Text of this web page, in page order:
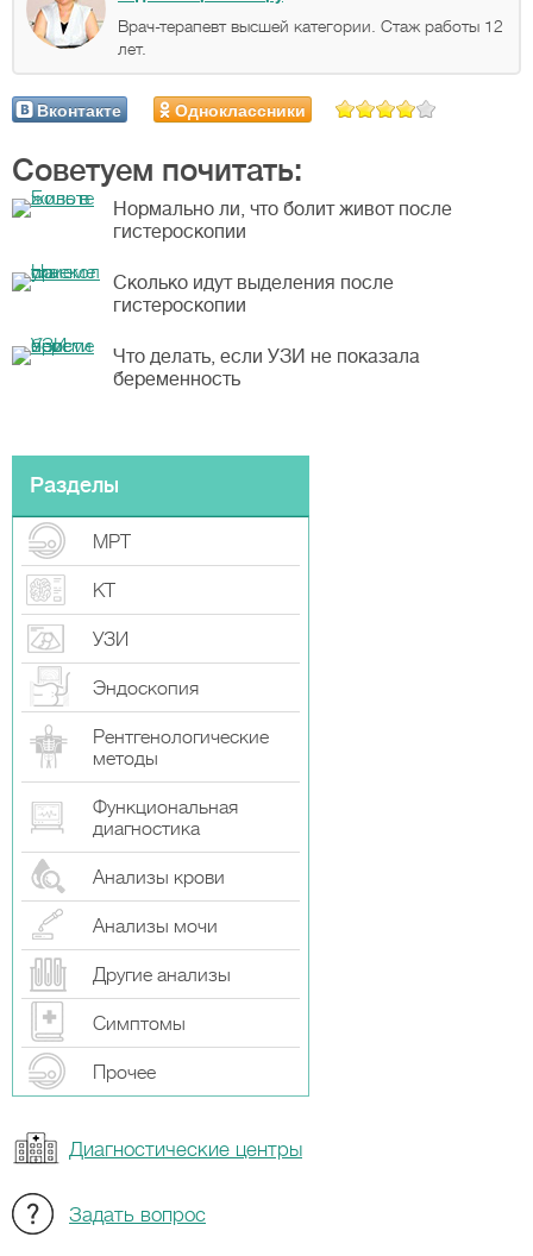
Врач-терапевт высшей категории. Стаж работы 12
лет.
Вконтакте Одноклассники
Советуем почитать:
Нормально ли, что болит живот после
гистероскопии
Сколько идут выделения после
гистероскопии
Что делать, если УЗИ не показала
беременность
Разделы
МРТ
КТ
УЗИ
Эндоскопия
Рентгенологические
методы
Функциональная
диагностика
Анализы крови
Анализы мочи
Другие анализы
Симптомы
Прочeе
Диагностические центры
Задать вопрос